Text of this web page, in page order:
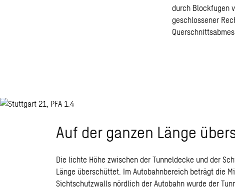
durch Blockfugen
geschlossener
Auf der ganzen Länge
Die lichte Höhe zwischen der Tunneldecke und der
Länge überschüttet. Im Autobahnbereich beträgt die
Sichtschutzwalls nördlich der Autobahn wurde der